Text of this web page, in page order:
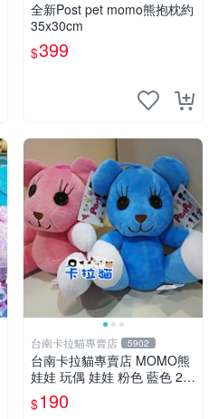
全新Post pet momo熊抱枕約
35x30cm
$399
台南卡拉貓專賣店 5902
台南卡拉貓專賣店 MOMO熊
娃娃 玩偶 娃娃 粉色 藍色 2色
分售
$190